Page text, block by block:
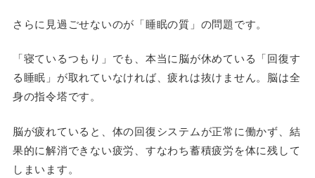
さらに見過ごせないのが「睡眠の質」の問題です。
「寝ているつもり」でも、本当に脳が休めている「回復す
る睡眠」が取れていなければ、疲れは抜けません。脳は全
身の指令塔です。
脳が疲れていると、体の回復システムが正常に働かず、結
果的に解消できない疲労、すなわち蓄積疲労を体に残して
しまいます。